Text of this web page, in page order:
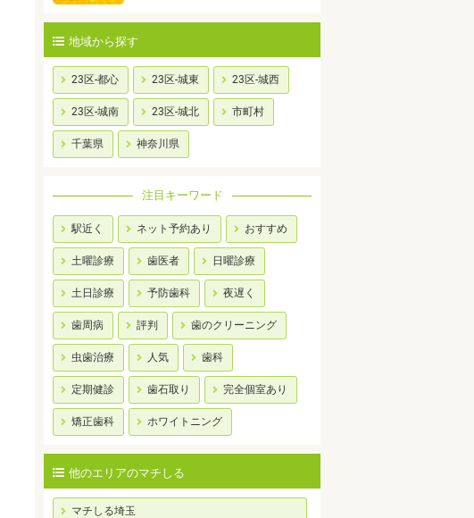
地域から探す
23区-都心 23区-城東 23区-城西
23区-城南 23区-城北 市町村
千葉県 神奈川県
注目キーワード
駅近く ネット予約あり おすすめ
土曜診療 歯医者 日曜診療
土日診療 予防歯科 夜遅く
歯周病 評判 歯のクリーニング
虫歯治療 人気 歯科
定期健診 歯石取り 完全個室あり
矯正歯科 ホワイトニング
他のエリアのマチしる
マチしる埼玉